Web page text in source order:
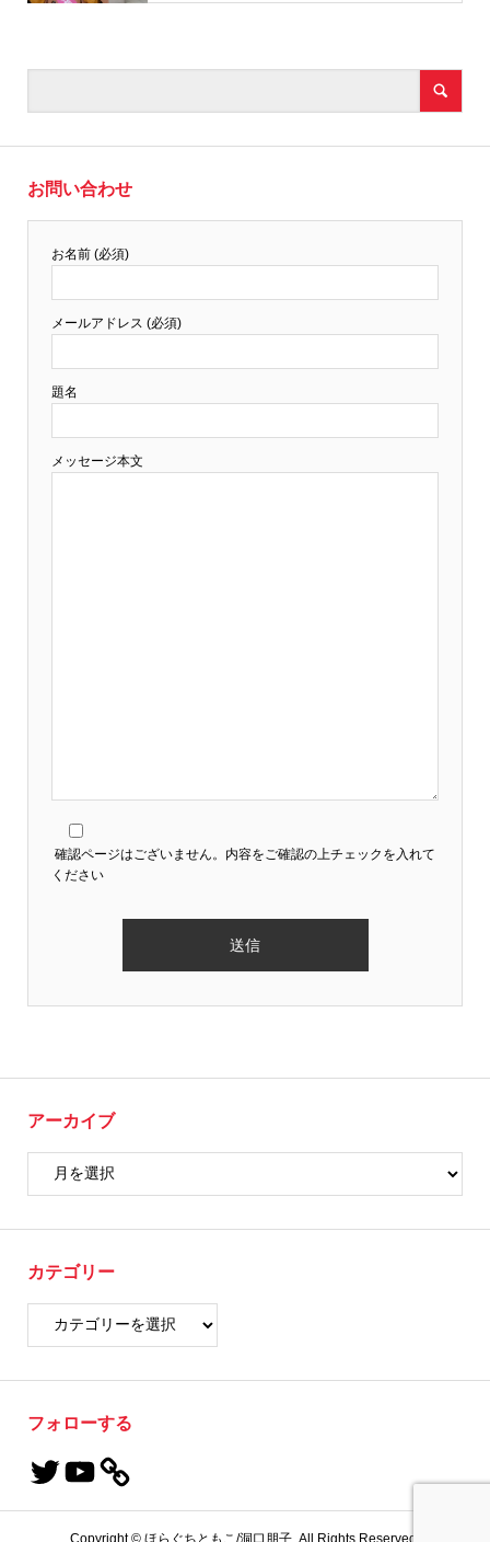
お問い合わせ
お名前 (必須)
メールアドレス (必須)
題名
メッセージ本文
確認ページはございません。内容をご確認の上チェックを入れて
ください
アーカイブ
カテゴリー
フォローする
Copyright © ほらぐちともこ/洞口朋子. All Rights Reserved.